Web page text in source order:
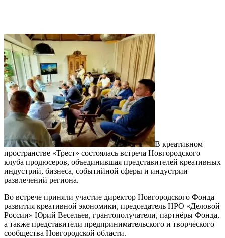
В креативном
пространстве «Трест» состоялась встреча Новгородского
клуба продюсеров, объединившая представителей креативных
индустрий, бизнеса, событийной сферы и индустрии
развлечений региона.
Во встрече приняли участие директор Новгородского Фонда
развития креативной экономики, председатель НРО «Деловой
России» Юрий Весельев, грантополучатели, партнёры Фонда,
а также представители предпринимательского и творческого
сообщества Новгородской области.